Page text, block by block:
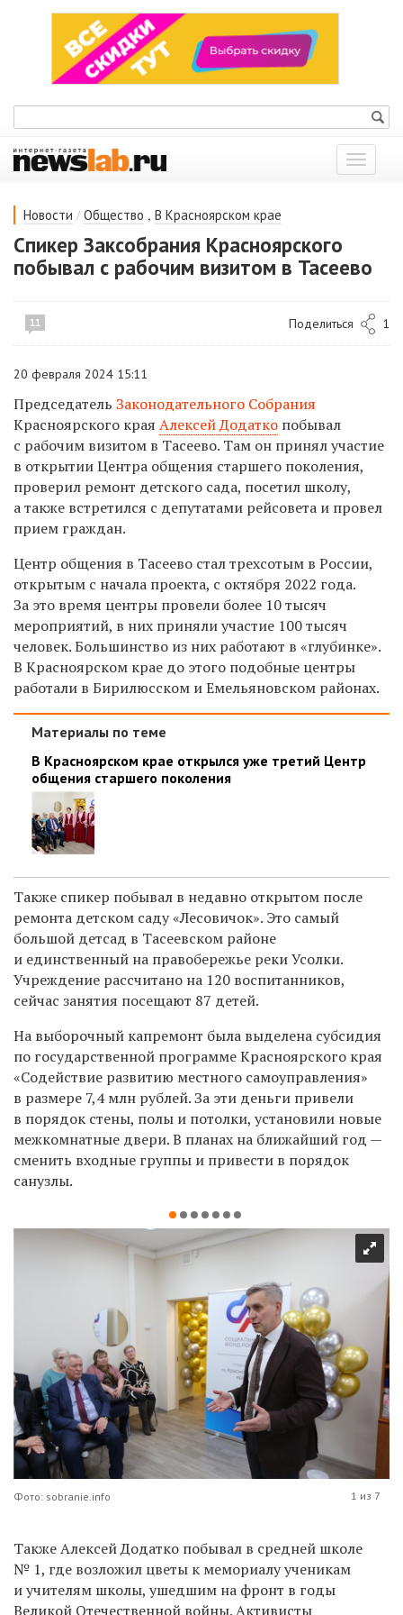
Показать
меню
Новости / Общество , В Красноярском крае
Спикер Заксобрания Красноярского
побывал с рабочим визитом в Тасеево
11 Поделиться 1
20 февраля 2024 15:11
Председатель Законодательного Собрания
Красноярского края Алексей Додатко побывал
с рабочим визитом в Тасеево. Там он принял участие
в открытии Центра общения старшего поколения,
проверил ремонт детского сада, посетил школу,
а также встретился с депутатами рейсовета и провел
прием граждан.
Центр общения в Тасеево стал трехсотым в России,
открытым с начала проекта, с октября 2022 года.
За это время центры провели более 10 тысяч
мероприятий, в них приняли участие 100 тысяч
человек. Большинство из них работают в «глубинке».
В Красноярском крае до этого подобные центры
работали в Бирилюсском и Емельяновском районах.
Материалы по теме
В Красноярском крае открылся уже третий Центр
общения старшего поколения
Также спикер побывал в недавно открытом после
ремонта детском саду «Лесовичок». Это самый
большой детсад в Тасеевском районе
и единственный на правобережье реки Усолки.
Учреждение рассчитано на 120 воспитанников,
сейчас занятия посещают 87 детей.
На выборочный капремонт была выделена субсидия
по государственной программе Красноярского края
«Содействие развитию местного самоуправления»
в размере 7,4 млн рублей. За эти деньги привели
в порядок стены, полы и потолки, установили новые
межкомнатные двери. В планах на ближайший год —
сменить входные группы и привести в порядок
санузлы.
Фото: sobranie.info 1 из 7
Также Алексей Додатко побывал в средней школе
№ 1, где возложил цветы к мемориалу ученикам
и учителям школы, ушедшим на фронт в годы
Великой Отечественной войны. Активисты